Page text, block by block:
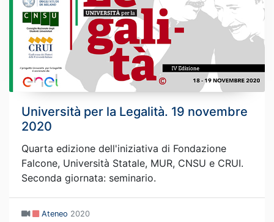
Università per la Legalità. 19 novembre
2020
Quarta edizione dell'iniziativa di Fondazione
Falcone, Università Statale, MUR, CNSU e CRUI.
Seconda giornata: seminario.
Ateneo 2020